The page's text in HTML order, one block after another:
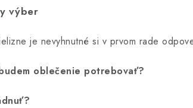
výber
je nevyhnutné si v prvom rade
oblečenie potrebovať?